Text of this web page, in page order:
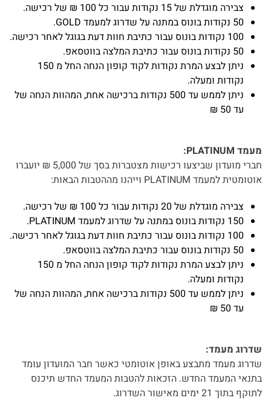
צבירה מוגדלת של 15 נקודות עבור כל 100 ₪ של רכישה.
50 נקודות בונוס במתנה על שדרוג למעמד GOLD.
100 נקודות בונוס עבור כתיבת חוות דעת בגוגל לאחר רכישה.
50 נקודות בונוס עבור כתיבת המלצה בווטסאפ.
ניתן לבצע המרת נקודות לקוד קופון הנחה החל מ 150
נקודות ומעלה.
ניתן לממש עד 500 נקודות ברכישה אחת, המהוות הנחה של
עד 50 ₪
מעמד PLATINUM:
חברי מועדון שביצעו רכישות מצטברות בסך של 5,000 ₪ יועברו
אוטומטית למעמד PLATINUM וייהנו מההטבות הבאות:
צבירה מוגדלת של 20 נקודות עבור כל 100 ₪ של רכישה.
150 נקודות בונוס במתנה על שדרוג למעמד PLATINUM.
100 נקודות בונוס עבור כתיבת חוות דעת בגוגל לאחר רכישה.
50 נקודות בונוס עבור כתיבת המלצה בווטסאפ.
ניתן לבצע המרת נקודות לקוד קופון הנחה החל מ 150
נקודות ומעלה.
ניתן לממש עד 500 נקודות ברכישה אחת, המהוות הנחה של
עד 50 ₪
שדרוג מעמד:
שדרוג מעמד מתבצע באופן אוטומטי כאשר חבר המועדון עומד
בתנאי המעמד החדש. הזכאות להטבות המעמד החדש תיכנס
לתוקף בתוך 21 ימים מאישור השדרוג.